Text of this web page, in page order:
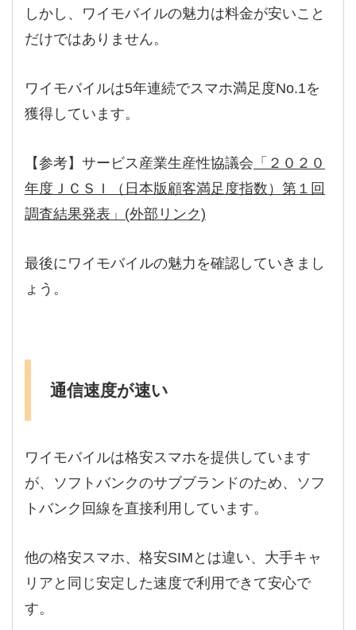
しかし、ワイモバイルの魅力は料金が安いこと
だけではありません。
ワイモバイルは5年連続でスマホ満足度No.1を
獲得しています。
【参考】サービス産業生産性協議会 「２０２０
年度ＪＣＳＩ（日本版顧客満足度指数）第１回
調査結果発表」(外部リンク)
最後にワイモバイルの魅力を確認していきまし
ょう。
通信速度が速い
ワイモバイルは格安スマホを提供しています
が、ソフトバンクのサブブランドのため、ソフ
トバンク回線を直接利用しています。
他の格安スマホ、格安SIMとは違い、大手キャ
リアと同じ安定した速度で利用できて安心で
す。